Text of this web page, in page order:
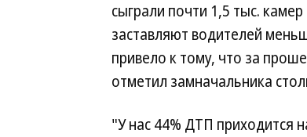
сыграли почти 1,5 тыс.
заставляют водителей
привело к тому, что за
отметил замначальника
"У нас 44% ДТП приходится